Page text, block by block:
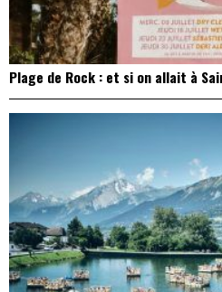
Plage de Rock : et si on allait à